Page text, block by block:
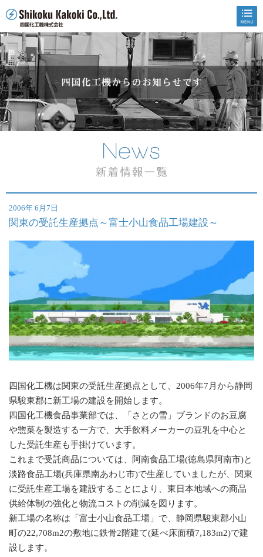
2006年 6月7日
関東の受託生産拠点～富士小山食品工場建設～
四国化工機は関東の受託生産拠点として、2006年7月から静岡
県駿東郡に新工場の建設を開始します。
四国化工機食品事業部では、「さとの雪」ブランドのお豆腐
や惣菜を製造する一方で、大手飲料メーカーの豆乳を中心と
した受託生産も手掛けています。
これまで受託商品については、阿南食品工場(徳島県阿南市)と
淡路食品工場(兵庫県南あわじ市)で生産していましたが、関東
に受託生産工場を建設することにより、東日本地域への商品
供給体制の強化と物流コストの削減を図ります。
新工場の名称は「富士小山食品工場」で、静岡県駿東郡小山
町の22,708m2の敷地に鉄骨2階建て(延べ床面積7,183m2)で建
設します。